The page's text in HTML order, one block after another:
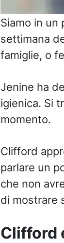
Siamo in un
settimana
famiglie, o
Jenine ha
igienica. Si
momento.
Clifford
parlare un
che non
di mostrare
Clifford